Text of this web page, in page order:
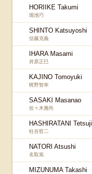
HORIIKE Takumi
堀池巧
SHINTO Katsuyoshi
信藤克義
IHARA Masami
井原正巳
KAJINO Tomoyuki
梶野智幸
SASAKI Masanao
佐々木雅尚
HASHIRATANI Tetsuji
柱谷哲二
NATORI Atsushi
名取篤
MIZUNUMA Takashi